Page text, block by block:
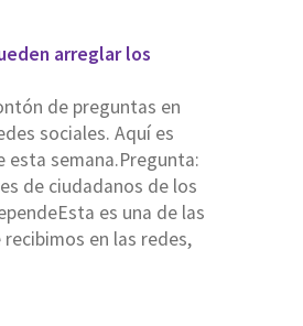
arreglar los
de preguntas en
sociales. Aquí es
esta semana.Pregunta:
de ciudadanos de los
es una de las
en las redes,